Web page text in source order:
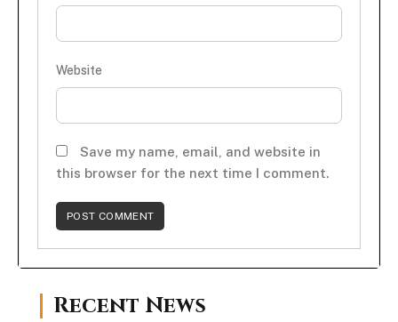
Website
Save my name, email, and website in
this browser for the next time I comment.
Recent News